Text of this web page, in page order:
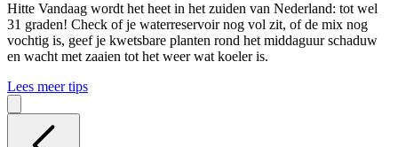
Hitte Vandaag wordt het heet in het zuiden van Nederland: tot wel
31 graden! Check of je waterreservoir nog vol zit, of de mix nog
vochtig is, geef je kwetsbare planten rond het middaguur schaduw
en wacht met zaaien tot het weer wat koeler is.
Lees meer tips